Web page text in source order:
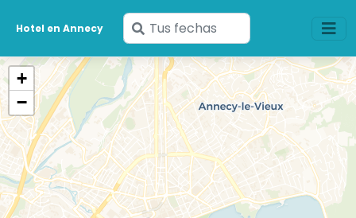
Hotel en Annecy
Ingresa
tus
fechas
+
−